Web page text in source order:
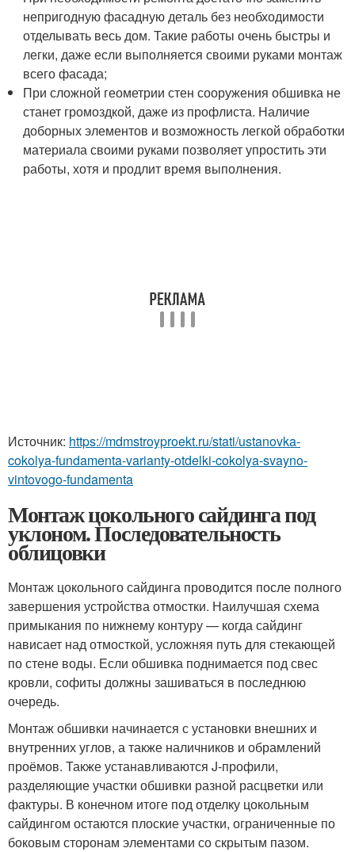
непригодную фасадную деталь без необходимости
отделывать весь дом. Такие работы очень быстры и
легки, даже если выполняется своими руками монтаж
всего фасада;
При сложной геометрии стен сооружения обшивка не
станет громоздкой, даже из профлиста. Наличие
доборных элементов и возможность легкой обработки
материала своими руками позволяет упростить эти
работы, хотя и продлит время выполнения.
Источник: https://mdmstroyproekt.ru/stati/ustanovka-
cokolya-fundamenta-varianty-otdelki-cokolya-svayno-
vintovogo-fundamenta
Монтаж цокольного сайдинга под
уклоном. Последовательность
облицовки
Монтаж цокольного сайдинга проводится после полного
завершения устройства отмостки. Наилучшая схема
примыкания по нижнему контуру — когда сайдинг
нависает над отмосткой, усложняя путь для стекающей
по стене воды. Если обшивка поднимается под свес
кровли, софиты должны зашиваться в последнюю
очередь.
Монтаж обшивки начинается с установки внешних и
внутренних углов, а также наличников и обрамлений
проёмов. Также устанавливаются J-профили,
разделяющие участки обшивки разной расцветки или
фактуры. В конечном итоге под отделку цокольным
сайдингом остаются плоские участки, ограниченные по
боковым сторонам элементами со скрытым пазом.